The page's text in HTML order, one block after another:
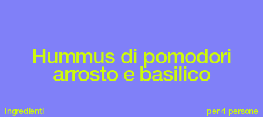
Hummus di pomodori
arrosto e basilico
Ingredienti
per 4 persone